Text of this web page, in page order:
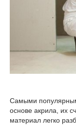
Самыми
основе акрила, их
материал легко